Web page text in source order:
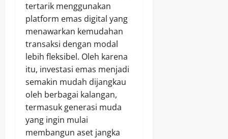
tertarik menggunakan
platform emas digital yang
menawarkan kemudahan
transaksi dengan modal
lebih fleksibel. Oleh karena
itu, investasi emas menjadi
semakin mudah dijangkau
oleh berbagai kalangan,
termasuk generasi muda
yang ingin mulai
membangun aset jangka